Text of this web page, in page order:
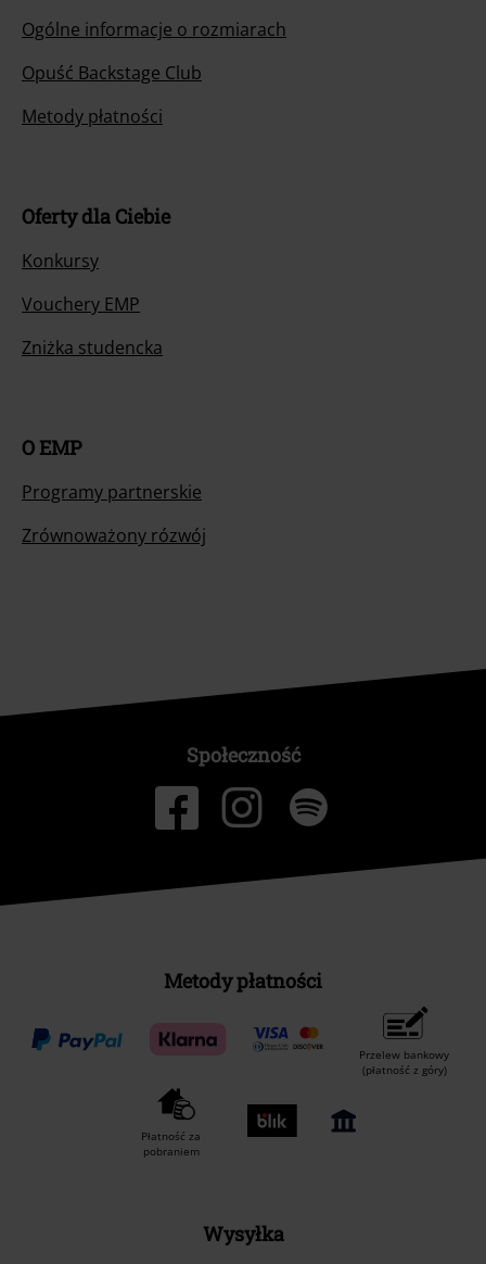
Ogólne informacje o rozmiarach
Opuść Backstage Club
Metody płatności
Oferty dla Ciebie
Konkursy
Vouchery EMP
Zniżka studencka
O EMP
Programy partnerskie
Zrównoważony rózwój
Społeczność
Metody płatności
Przelew bankowy
(płatność z góry)
Płatność za
pobraniem
Wysyłka